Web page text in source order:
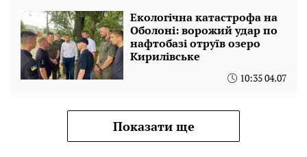
Екологічна катастрофа на
Оболоні: ворожий удар по
нафтобазі отруїв озеро
Кирилівське
10:35 04.07
Показати ще